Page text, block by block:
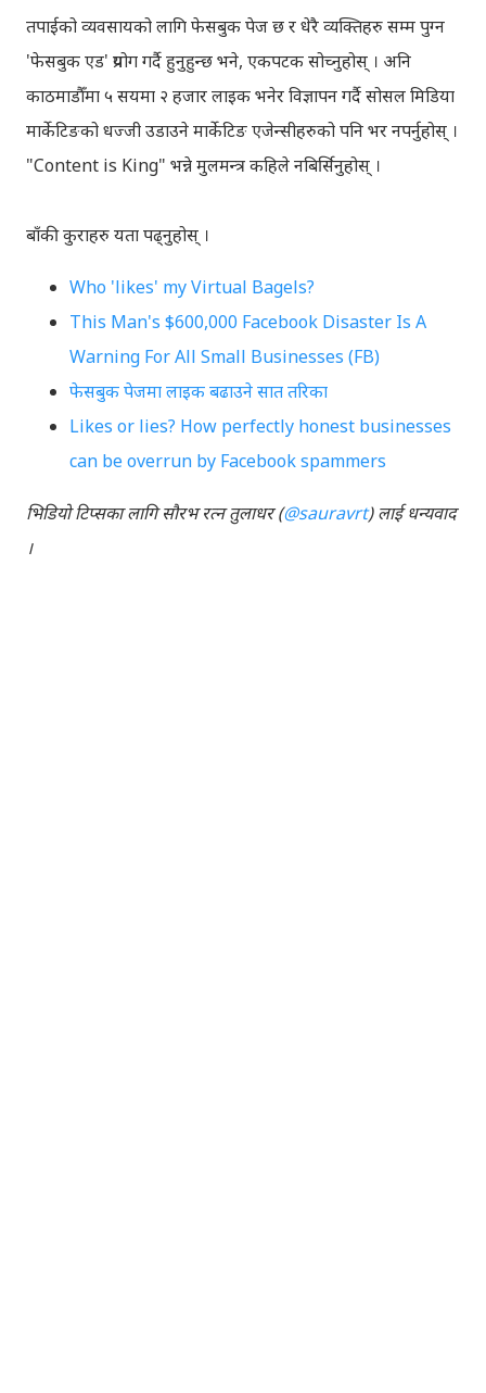
तपाईको व्यवसायको लागि फेसबुक पेज छ र धेरै व्यक्तिहरु सम्म पुग्न
'फेसबुक एड' प्रयोग गर्दै हुनुहुन्छ भने, एकपटक सोच्नुहोस् । अनि
काठमाडौँमा ५ सयमा २ हजार लाइक भनेर विज्ञापन गर्दै सोसल मिडिया
मार्केटिङको धज्जी उडाउने मार्केटिङ एजेन्सीहरुको पनि भर नपर्नुहोस् ।
"Content is King" भन्ने मुलमन्त्र कहिले नबिर्सिनुहोस् ।
बाँकी कुराहरु यता पढ्नुहोस् ।
Who 'likes' my Virtual Bagels?
This Man's $600,000 Facebook Disaster Is A
Warning For All Small Businesses (FB)
फेसबुक पेजमा लाइक बढाउने सात तरिका
Likes or lies? How perfectly honest businesses
can be overrun by Facebook spammers
भिडियो टिप्सका लागि सौरभ रत्न तुलाधर (@sauravrt) लाई धन्यवाद
।